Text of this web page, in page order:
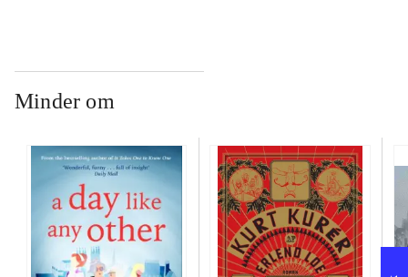
Minder om